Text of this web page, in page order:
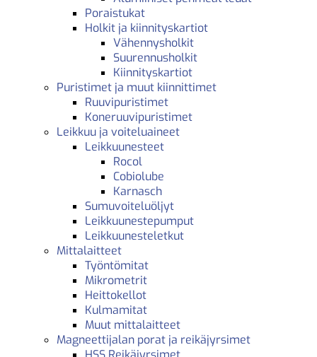
Poraistukat
Holkit ja kiinnityskartiot
Vähennysholkit
Suurennusholkit
Kiinnityskartiot
Puristimet ja muut kiinnittimet
Ruuvipuristimet
Koneruuvipuristimet
Leikkuu ja voiteluaineet
Leikkuunesteet
Rocol
Cobiolube
Karnasch
Sumuvoiteluöljyt
Leikkuunestepumput
Leikkuunesteletkut
Mittalaitteet
Työntömitat
Mikrometrit
Heittokellot
Kulmamitat
Muut mittalaitteet
Magneettijalan porat ja reikäjyrsimet